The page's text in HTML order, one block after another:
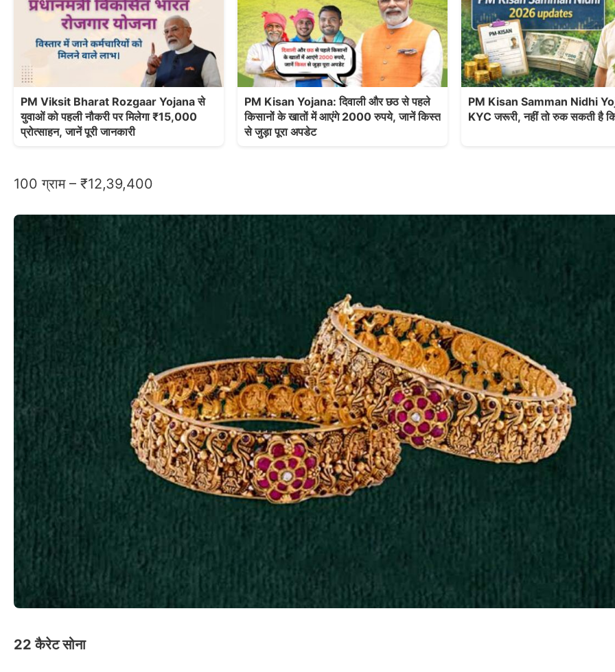
PM Viksit Bharat Rozgaar Yojana से
युवाओं को पहली नौकरी पर मिलेगा ₹15,000
प्रोत्साहन, जानें पूरी जानकारी
PM Kisan Yojana: दिवाली और छठ से पहले
किसानों के खातों में आएंगे 2000 रुपये, जानें किस्त
से जुड़ा पूरा अपडेट
PM Kisan Samman Nidhi
KYC जरूरी, नहीं तो रुक सकती है
100 ग्राम – ₹12,39,400
22 कैरेट सोना